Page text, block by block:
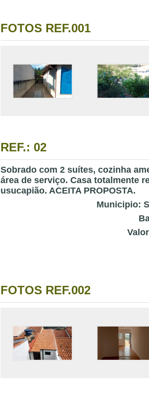
FOTOS REF.001
REF.: 02
Sobrado com 2 suítes, cozinha
área de serviço. Casa totalmente
usucapião. ACEITA PROPOSTA.
Municipio:
FOTOS REF.002